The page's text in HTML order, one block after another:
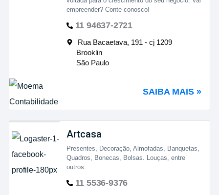
empreender? Conte conosco!
11 94637-2721
Rua Bacaetava, 191 - cj 1209
Brooklin
São Paulo
SAIBA MAIS »
Artcasa
Presentes, Decoração, Almofadas, Banquetas,
Quadros, Bonecas, Bolsas. Louças, entre
outros.
11 5536-9376